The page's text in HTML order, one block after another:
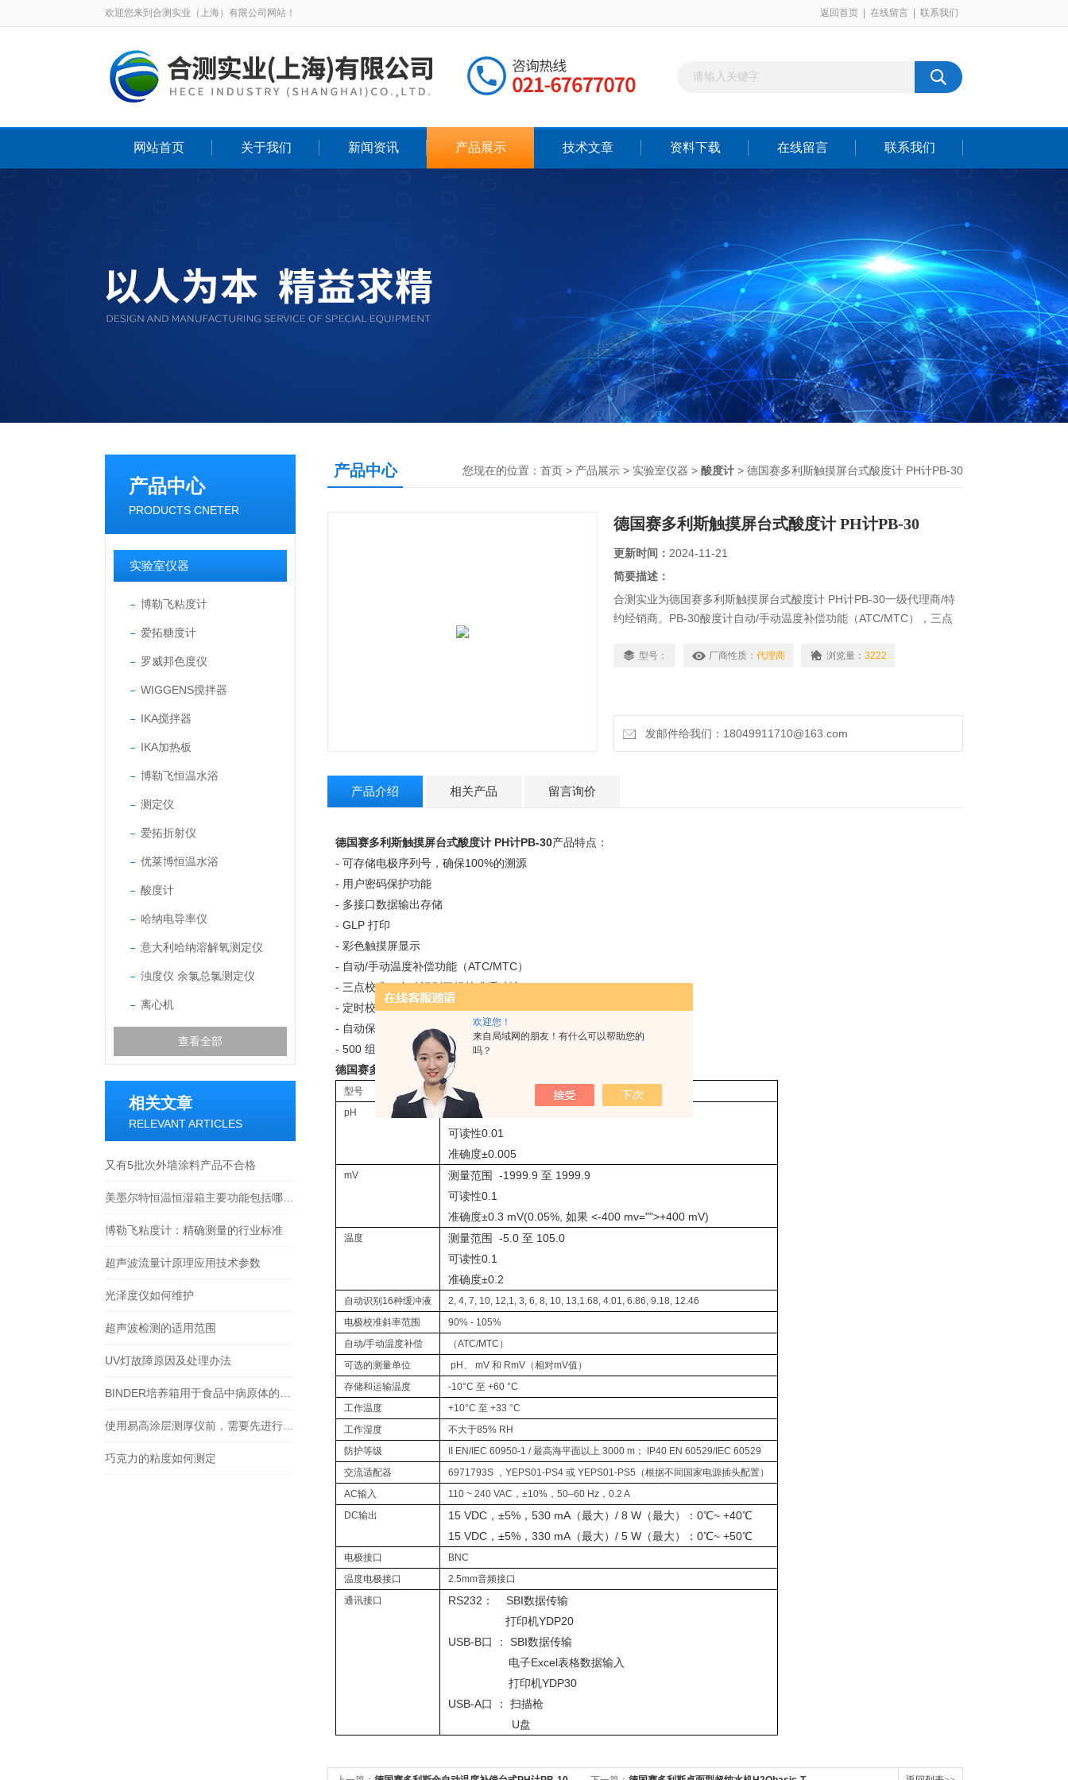
欢迎您！
来自局域网的朋友！有什么可以帮助您的
吗？
欢迎您来到合测实业（上海）有限公司网站！ 返回首页 在线留言 联系我们
网站首页 关于我们 新闻资讯 产品展示 技术文章 资料下载 在线留言 联系我们
产品中心
PRODUCTS CNETER
实验室仪器
博勒飞粘度计
爱拓糖度计
罗威邦色度仪
WIGGENS搅拌器
IKA搅拌器
IKA加热板
博勒飞恒温水浴
测定仪
爱拓折射仪
优莱博恒温水浴
酸度计
哈纳电导率仪
意大利哈纳溶解氧测定仪
浊度仪 余氯总氯测定仪
离心机
查看全部
相关文章
RELEVANT ARTICLES
又有5批次外墙涂料产品不合格
博勒飞粘度计：精确测量的行业标准
超声波流量计原理应用技术参数
光泽度仪如何维护
超声波检测的适用范围
UV灯故障原因及处理办法
巧克力的粘度如何测定
产品中心 您现在的位置： 首页 > 产品展示 > 实验室仪器 > 酸度计 > 德国赛多利斯触摸屏台式酸度计 PH计PB-30
德国赛多利斯触摸屏台式酸度计 PH计PB-30
更新时间： 2024-11-21
简要描述：
合测实业为德国赛多利斯触摸屏台式酸度计 PH计PB-30一级代理商/特
约经销商。PB-30酸度计自动/手动温度补偿功能（ATC/MTC），三点
能。 型号： 厂商性质： 代理商 浏览量： 3222
发邮件给我们：18049911710@163.com
产品介绍 相关产品 留言询价
德国赛多利斯触摸屏台式酸度计 PH计PB-30产品特点：
- 可存储电极序列号，确保100%的溯源
- 用户密码保护功能
- 多接口数据输出存储
- GLP 打印
- 彩色触摸屏显示
- 自动/手动温度补偿功能（ATC/MTC）
- 三点校准，自动识别三组校准缓冲液
- 定时校准提醒功能
- 自动保存校准电极数据
- 500 组数据存储
德国赛多利斯触摸屏台式酸度计 PH计PB-30
型号
PB-30
pH
测量范围 -1.99 至 19.99
可读性0.01
准确度±0.005
mV
测量范围 -1999.9 至 1999.9
可读性0.1
准确度±0.3 mV(0.05%, 如果 <-400 mv="">+400 mV)
温度
测量范围 -5.0 至 105.0
可读性0.1
准确度±0.2
自动识别16种缓冲液
2, 4, 7, 10, 12,1, 3, 6, 8, 10, 13,1.68, 4.01, 6.86, 9.18, 12.46
电极校准斜率范围
90% - 105%
自动/手动温度补偿
（ATC/MTC）
可选的测量单位
pH、 mV 和 RmV（相对mV值）
存储和运输温度
-10°C 至 +60 °C
工作温度
+10°C 至 +33 °C
工作湿度
不大于85% RH
防护等级
II EN/IEC 60950-1 / 最高海平面以上 3000 m； IP40 EN 60529/IEC 60529
交流适配器
6971793S ，YEPS01-PS4 或 YEPS01-PS5（根据不同国家电源插头配置）
AC输入
110 ~ 240 VAC，±10%，50–60 Hz，0.2 A
DC输出
15 VDC，±5%，530 mA（最大）/ 8 W（最大）：0℃~ +40℃
15 VDC，±5%，330 mA（最大）/ 5 W（最大）：0℃~ +50℃
电极接口
BNC
温度电极接口
2.5mm音频接口
通讯接口
RS232： SBI数据传输
打印机YDP20
USB-B口 ： SBI数据传输
电子Excel表格数据输入
打印机YDP30
USB-A口 ： 扫描枪
U盘